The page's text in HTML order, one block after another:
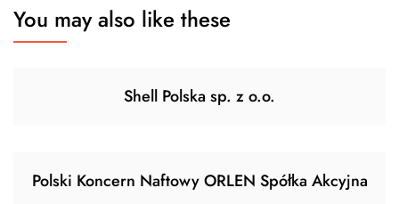
You may also like these
Shell Polska sp. z o.o.
Polski Koncern Naftowy ORLEN Spółka Akcyjna